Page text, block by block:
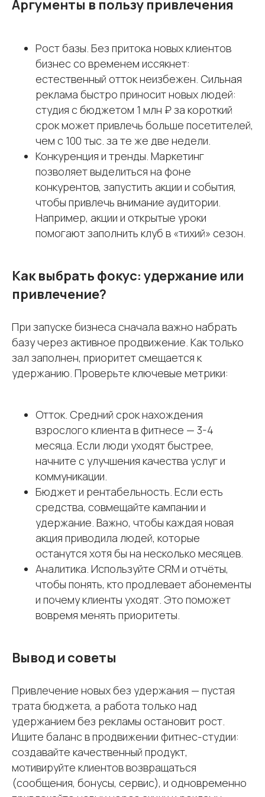
Аргументы в пользу привлечения
Рост базы. Без притока новых клиентов
бизнес со временем иссякнет:
естественный отток неизбежен. Сильная
реклама быстро приносит новых людей:
студия с бюджетом 1 млн ₽ за короткий
срок может привлечь больше посетителей,
чем с 100 тыс. за те же две недели.
Конкуренция и тренды. Маркетинг
позволяет выделиться на фоне
конкурентов, запустить акции и события,
чтобы привлечь внимание аудитории.
Например, акции и открытые уроки
помогают заполнить клуб в «тихий» сезон.
Как выбрать фокус: удержание или
привлечение?
При запуске бизнеса сначала важно набрать
базу через активное продвижение. Как только
зал заполнен, приоритет смещается к
удержанию. Проверьте ключевые метрики:
Отток. Средний срок нахождения
взрослого клиента в фитнесе — 3-4
месяца. Если люди уходят быстрее,
начните с улучшения качества услуг и
коммуникации.
Бюджет и рентабельность. Если есть
средства, совмещайте кампании и
удержание. Важно, чтобы каждая новая
акция приводила людей, которые
останутся хотя бы на несколько месяцев.
Аналитика. Используйте CRM и отчёты,
чтобы понять, кто продлевает абонементы
и почему клиенты уходят. Это поможет
вовремя менять приоритеты.
Вывод и советы
Привлечение новых без удержания — пустая
трата бюджета, а работа только над
удержанием без рекламы остановит рост.
Ищите баланс в продвижении фитнес-студии:
создавайте качественный продукт,
мотивируйте клиентов возвращаться
(сообщения, бонусы, сервис), и одновременно
CRM
impulse
Интеграции
Стоимость
Для кого
Фитнес-клубы
Фитнес-студии
Йога-студии
Школы единоборств
Студии растяжки
Команда
Свидетельство о регистрации ИП
Свидетельство о регистрации ПО
для ЭВМ
Включен в реестр
отечественного ПО
Свидетельство на товарный знак
+7 (495) 800-00-32
impulsecrm@yandex.ru
Соответствует 54-ФЗ и 152-ФЗ
Для тренеров
Для клиентов
Спортивные
школы
абонементов
Запись клиентов
Виджет расписания
Учет товаров
Телефония
Управление
филиалами
Аналитика